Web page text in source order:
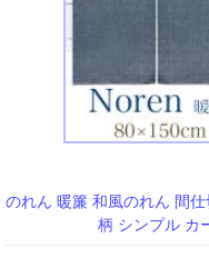
のれん 暖簾 和風のれん 間
柄 シンプル カ